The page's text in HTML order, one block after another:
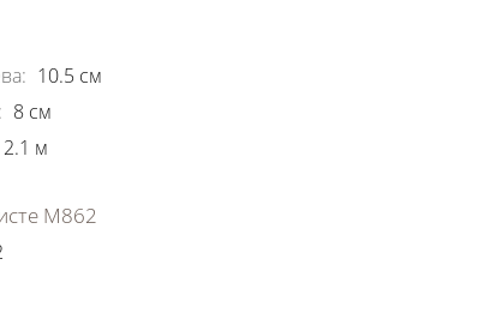
: 10.5 см
: 8 см
2.1 м
М862